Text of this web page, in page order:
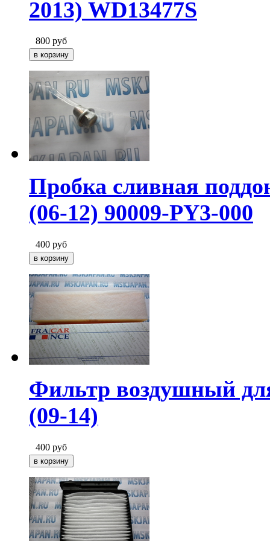
2013) WD13477S
800 руб
Пробка сливная
(06-12) 90009-PY3-000
400 руб
Фильтр воздушный
(09-14)
400 руб